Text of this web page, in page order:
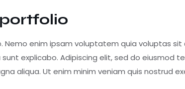
Nemo enim ipsam voluptatem quia voluptas
explicabo. Adipiscing elit, sed do eiusmod
aliqua. Ut enim minim veniam quis nostrud